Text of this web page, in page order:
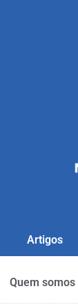
Artigos
Quem somos